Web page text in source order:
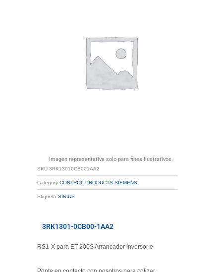
Imagen representativa solo para fines ilustrativos.
SKU 3RK13010CB001AA2
Category CONTROL PRODUCTS SIEMENS
Etiqueta SIRIUS
3RK1301-0CB00-1AA2
RS1-X para ET 200S Arrancador inversor e